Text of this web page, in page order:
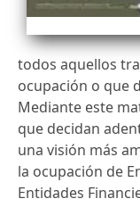
todos aquellos
ocupación o que
Mediante este
que decidan
una visión más
la ocupación de
Entidades